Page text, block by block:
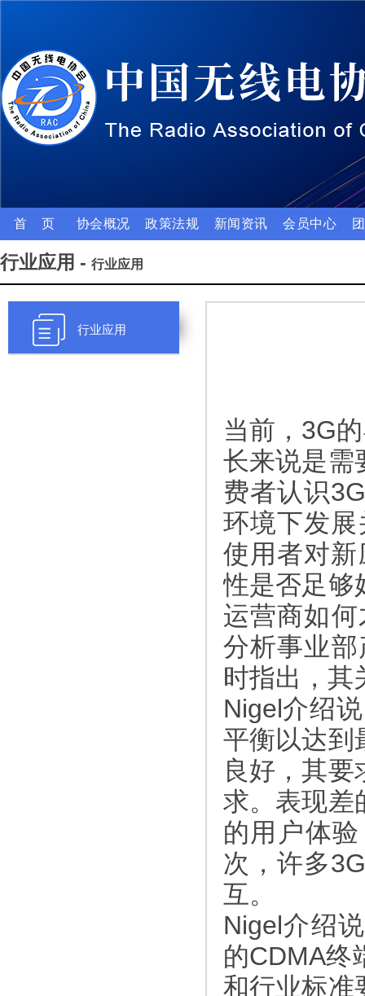
首 页 协会概况 政策法规 新闻资讯 会员中心
行业应用 - 行业应用
行业应用
当前，3G
长来说是需
费者认识
环境下发
使用者对
性是否足够
运营商如
分析事业
时指出，其
Nigel介绍
平衡以达到
良好，其
求。表现差
的用户体
次，许多
互。
Nigel介绍
的CDMA终
和行业标准